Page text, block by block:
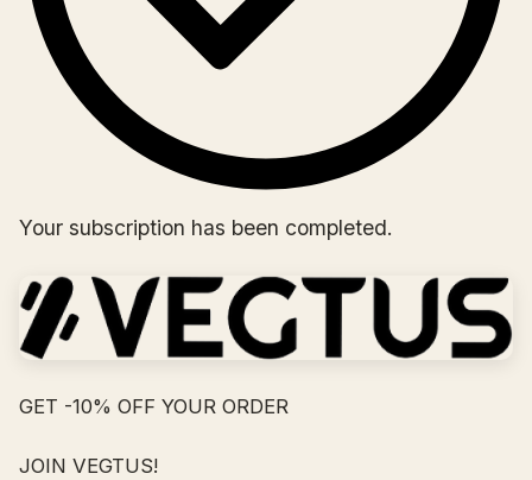
Your subscription has been completed.
GET -10% OFF YOUR ORDER
JOIN VEGTUS!